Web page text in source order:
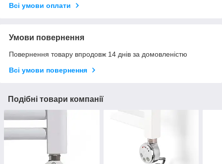
Всі умови оплати
Умови повернення
Повернення товару впродовж 14 днів за домовленістю
Всі умови повернення
Подібні товари компанії